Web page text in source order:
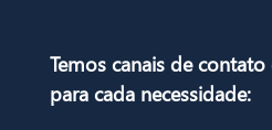
Temos canais de
para cada necessidade: